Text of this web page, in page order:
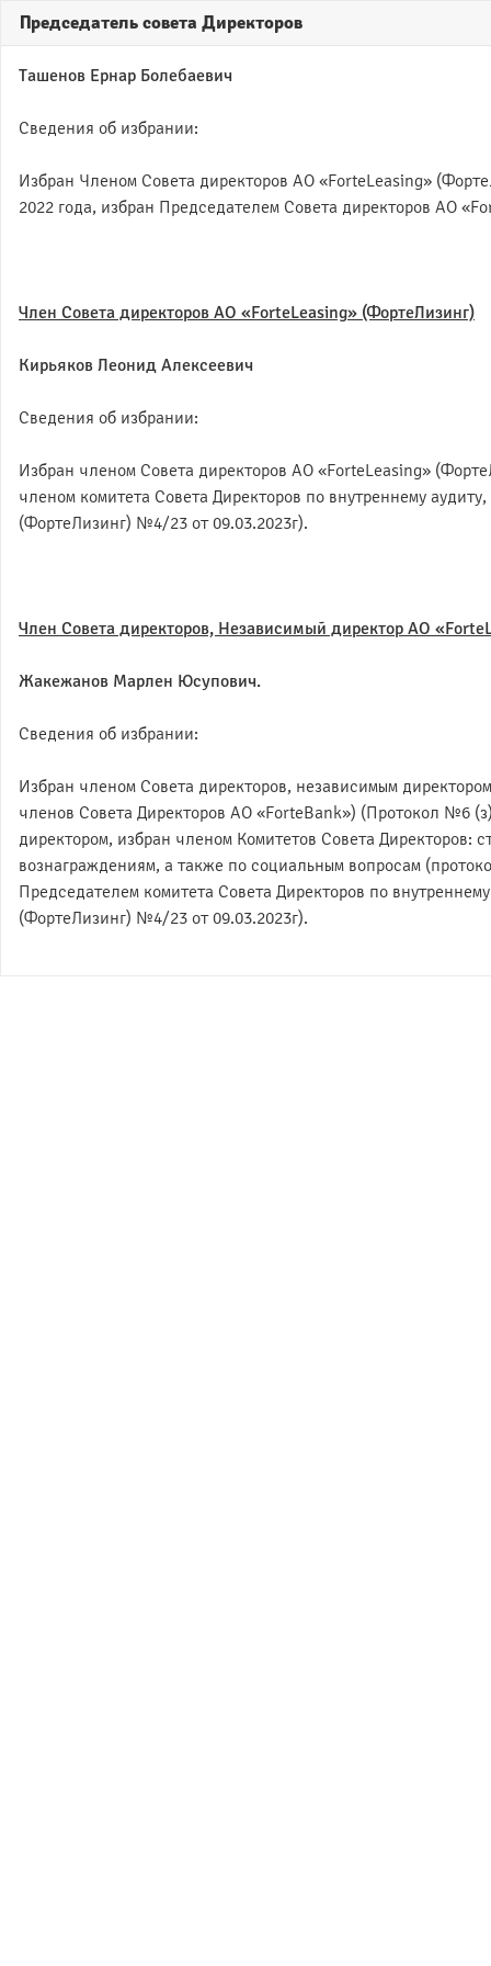
Председатель совета Директоров
Ташенов Ернар Болебаевич
Сведения об избрании:
Избран Членом Совета директоров АО «ForteLeasing»
2022 года, избран Председателем Совета директоров АО
Член Совета директоров АО «ForteLeasing» (ФортеЛизинг)
Кирьяков Леонид Алексеевич
Сведения об избрании:
Избран членом Совета директоров АО «ForteLeasing»
членом комитета Совета Директоров по внутреннему
(ФортеЛизинг) №4/23 от 09.03.2023г).
Член Совета директоров, Независимый директор АО
Жакежанов Марлен Юсупович.
Сведения об избрании:
Избран членом Совета директоров, независимым
членов Совета Директоров АО «ForteBank») (Протокол №6
директором, избран членом Комитетов Совета Директоров:
вознаграждениям, а также по социальным вопросам
Председателем комитета Совета Директоров по
(ФортеЛизинг) №4/23 от 09.03.2023г).